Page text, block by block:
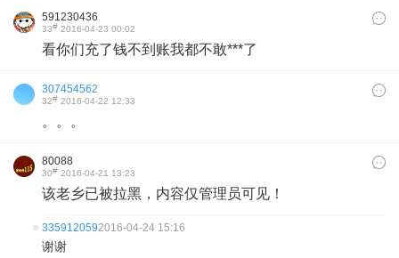
591230436
33# 2016-04-23 00:02
看你们充了钱不到账我都不敢***了
307454562
32# 2016-04-22 12:33
。。。
80088
30# 2016-04-21 13:23
该老乡已被拉黑，内容仅管理员可见！
3359120592016-04-24 15:16
谢谢